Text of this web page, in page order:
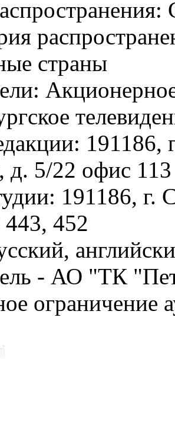
страны
191186,
д. 5/22 офис 113
191186, г.
452
- АО "ТК
ограничение